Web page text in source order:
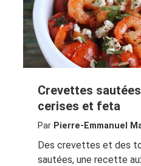
Crevettes
cerises et feta
Par Pierre-Emmanuel
Des crevettes et des
sautées, une recette